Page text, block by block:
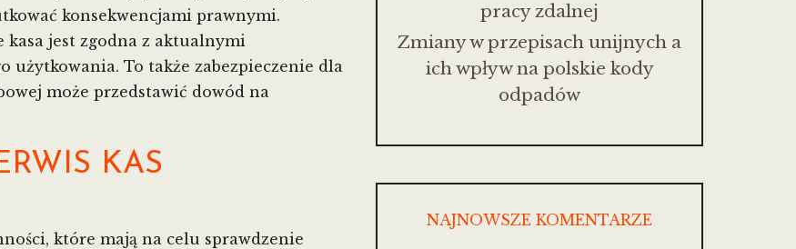
konsekwencjami prawnymi.
kasa jest zgodna z aktualnymi
użytkowania. To także zabezpieczenie dla
może przedstawić dowód na
KAS
które mają na celu sprawdzenie
pracy zdalnej
Zmiany w przepisach unijnych a
ich wpływ na polskie kody
odpadów
NAJNOWSZE KOMENTARZE